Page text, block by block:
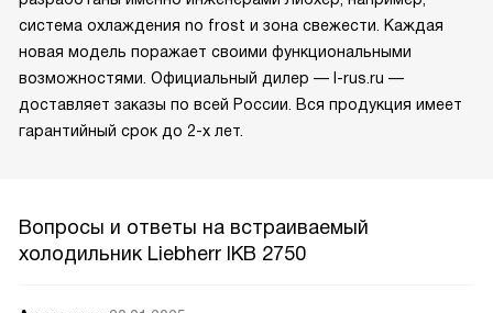
система охлаждения no frost и зона свежести. Каждая
новая модель поражает своими функциональными
возможностями. Официальный дилер — l-rus.ru —
доставляет заказы по всей России. Вся продукция имеет
гарантийный срок до 2-х лет.
Вопросы и ответы на встраиваемый
холодильник Liebherr IKB 2750